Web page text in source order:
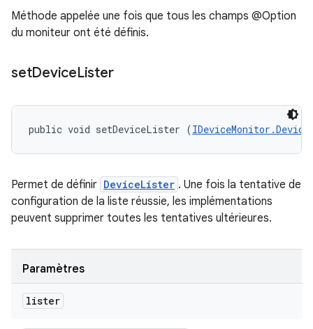
Méthode appelée une fois que tous les champs @Option
du moniteur ont été définis.
setDeviceLister
public void setDeviceLister (
Permet de définir DeviceLister . Une fois la tentative de
configuration de la liste réussie, les implémentations
peuvent supprimer toutes les tentatives ultérieures.
Paramètres
lister